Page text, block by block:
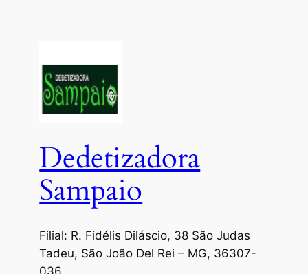
Dedetizadora
Sampaio
Filial: R. Fidélis Diláscio, 38 São Judas
Tadeu, São João Del Rei – MG, 36307-